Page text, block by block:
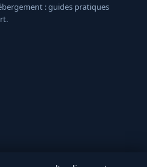
: guides pratiques